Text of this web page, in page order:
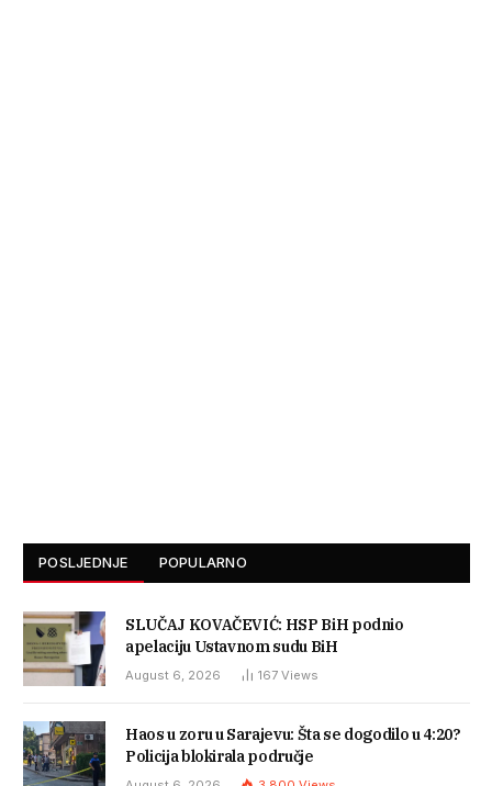
POSLJEDNJE POPULARNO
SLUČAJ KOVAČEVIĆ: HSP BiH podnio
apelaciju Ustavnom sudu BiH
August 6, 2026 167 Views
Haos u zoru u Sarajevu: Šta se dogodilo u 4:20?
Policija blokirala područje